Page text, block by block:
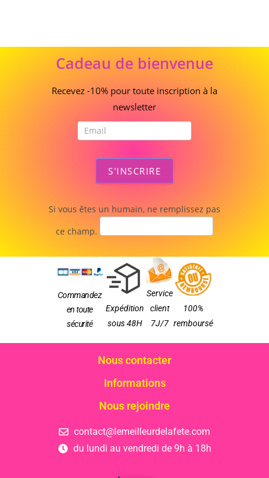
deCadeau de bienvenue
Recevez -10% pour toute inscription à la
newsletter
S'INSCRIRE
Si vous êtes un humain, ne remplissez pas
ce champ.
Commandez
en toute
sécurité
Expédition
sous 48H
Service
client
7J/7
100%
remboursé
Nous contacter
Informations
Nous rejoindre
contact@lemeilleurdelafete.com
du lundi au vendredi de 9h à 18h